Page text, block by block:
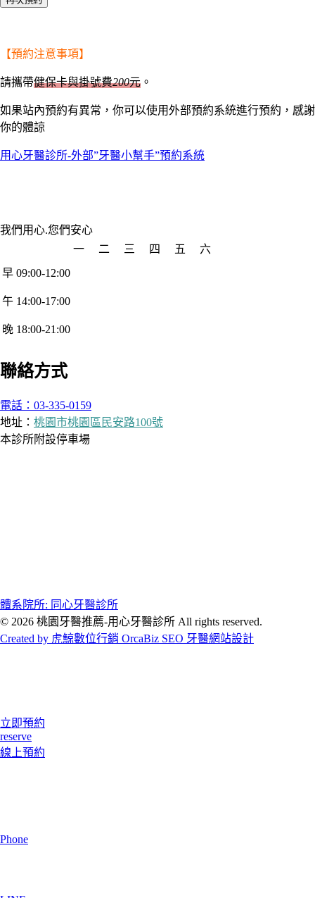
【預約注意事項】
請攜帶健保卡與掛號費200元 。
如果站內預約有異常，你可以使用外部預約系統進行預約，感謝
你的體諒
用心牙醫診所-外部”牙醫小幫手”預約系統
我們用心.您們安心
一
二 三 四 五
六
早 09:00-12:00
午 14:00-17:00
晚 18:00-21:00
聯絡方式
電話：03-335-0159
地址： 桃園市桃園區民安路100號
本診所附設停車場
體系院所: 同心牙醫診所
© 2026 桃園牙醫推薦-用心牙醫診所 All rights reserved.
Created by 虎鯨數位行銷 OrcaBiz SEO 牙醫網站設計
立即預約
reserve
線上預約
Phone